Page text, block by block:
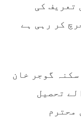
تعریف کی
کر رہی ہے
گوجر خان
تحصیل
محترم